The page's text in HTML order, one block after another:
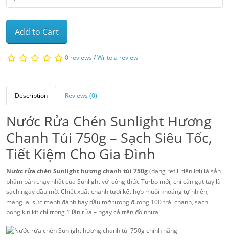
Add to Cart
0 reviews/Write a review
Description Reviews (0)
Nước Rửa Chén Sunlight Hương
Chanh Túi 750g – Sạch Siêu Tốc,
Tiết Kiệm Cho Gia Đình
Nước rửa chén Sunlight hương chanh túi 750g(dạng refill tiện lợi) là sản
phẩm bán chạy nhất của Sunlight với công thức Turbo mới, chỉ cần gạt tay là
sạch ngay dầu mỡ. Chiết xuất chanh tươi kết hợp muối khoáng tự nhiên,
mang lại sức mạnh đánh bay dầu mỡ tương đương 100 trái chanh, sạch
bong kin kít chỉ trong 1 lần rửa – ngay cả trên đồ nhựa!